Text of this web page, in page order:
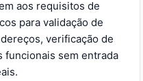
aos requisitos de
para validação de
verificação de
funcionais sem entrada